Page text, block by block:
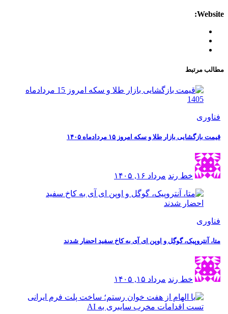
Website:
مطالب مرتبط
فناوری
قیمت بازگشایی بازار طلا و سکه امروز ۱۵ مردادماه ۱۴۰۵
خط رند مرداد ۱۶, ۱۴۰۵
فناوری
متا، آنتروپیک، گوگل و اوپن ای آی به کاخ سفید احضار شدند
خط رند مرداد ۱۵, ۱۴۰۵